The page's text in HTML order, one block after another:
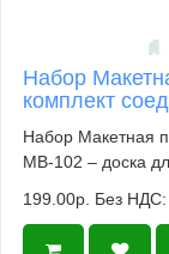
Набор
комплект
Набор Макетная
MB-102 – доска
199.00р. Без НДС: